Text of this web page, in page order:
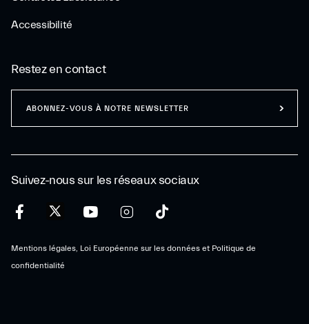
Accessibilité
Suivez-nous sur les réseaux sociaux
Mentions légales, Loi Européenne sur les données et Politique de
confidentialité
Restez en contact
ABONNEZ-VOUS À NOTRE NEWSLETTER